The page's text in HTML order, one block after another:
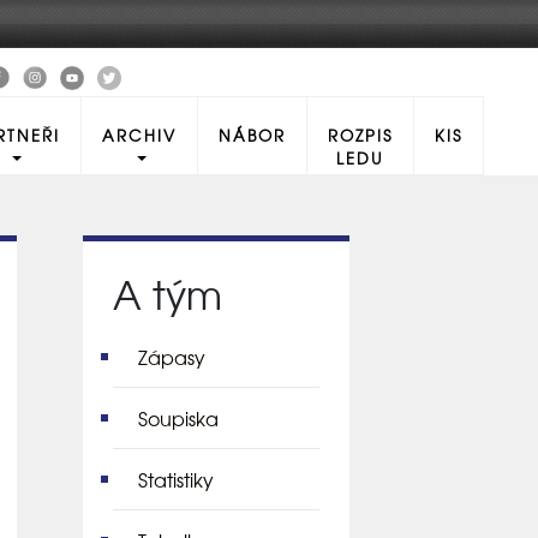
ARCHIV NÁBOR
ROZPIS
LEDU
KIS
A tým
Zápasy
Soupiska
Statistiky